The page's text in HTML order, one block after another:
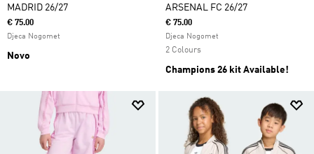
MADRID 26/27
€ 75.00
Djeca Nogomet
Novo
ARSENAL FC 26/27
€ 75.00
Djeca Nogomet
2 Colours
Champions 26 kit Available!